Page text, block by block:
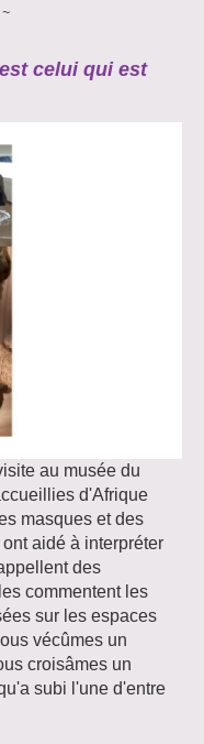
celui qui est
au musée du
d'Afrique
masques et des
aidé à interpréter
des
commentent les
sur les espaces
vécûmes un
croisâmes un
subi l'une d'entre